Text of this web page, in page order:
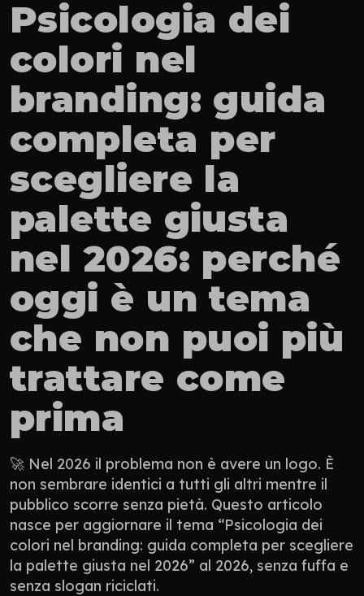
Psicologia dei
colori nel
branding: guida
completa per
scegliere la
palette giusta
nel 2026: perché
oggi è un tema
che non puoi più
trattare come
prima
🚀 Nel 2026 il problema non è avere un logo. È
non sembrare identici a tutti gli altri mentre il
pubblico scorre senza pietà. Questo articolo
nasce per aggiornare il tema “Psicologia dei
colori nel branding: guida completa per scegliere
la palette giusta nel 2026” al 2026, senza fuffa e
senza slogan riciclati.